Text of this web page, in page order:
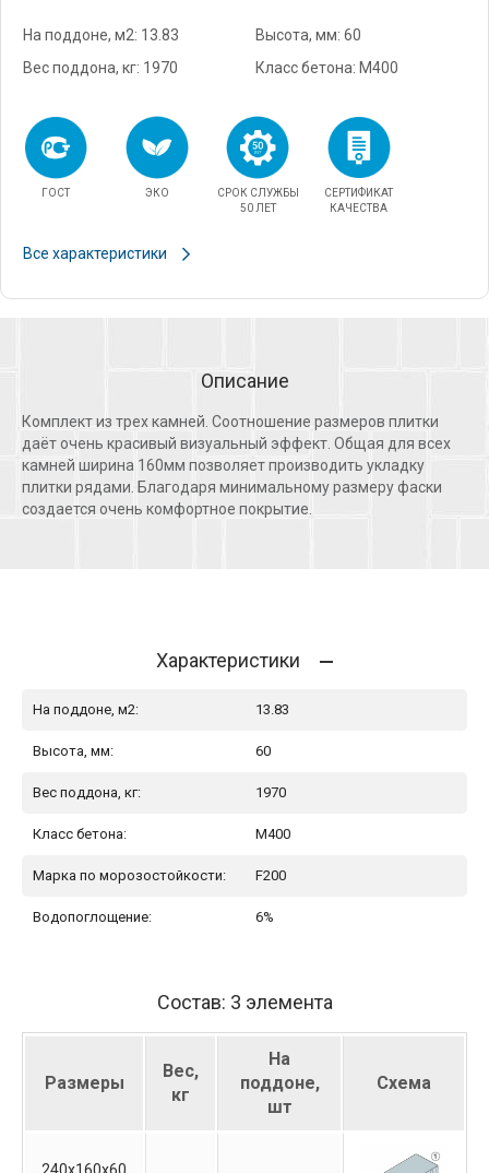
На поддоне, м2: 13.83
Высота, мм: 60
Вес поддона, кг: 1970
Класс бетона: М400
ГОСТ ЭКО
СРОК СЛУЖБЫ
50 ЛЕТ
СЕРТИФИКАТ
КАЧЕСТВА
Все характеристики
Описание
Комплект из трех камней. Соотношение размеров плитки
даёт очень красивый визуальный эффект. Общая для всех
камней ширина 160мм позволяет производить укладку
плитки рядами. Благодаря минимальному размеру фаски
создается очень комфортное покрытие.
Характеристики
На поддоне, м2: 13.83
Высота, мм: 60
Вес поддона, кг: 1970
Класс бетона: М400
Марка по морозостойкости: F200
Водопоглощение: 6%
Состав: 3 элемента
Размеры
Вес,
кг
На
поддоне,
шт
Схема
240х160х60